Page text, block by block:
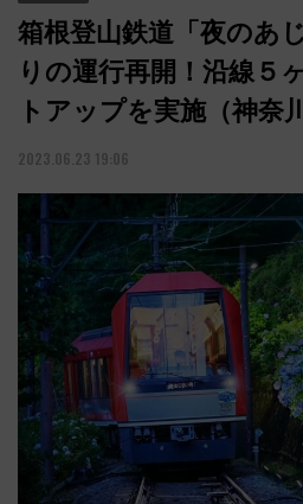
箱根登山鉄道「夜のあ
りの運行再開！沿線５
トアップを実施（神奈
2023.06.23 19:06